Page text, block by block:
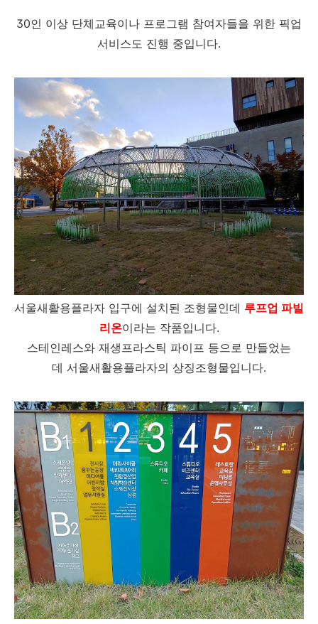
30인 이상 단체교육이나 프로그램 참여자들을 위한 픽업
서비스도 진행 중입니다.
서울새활용플라자 입구에 설치된 조형물인데 루프업 파빌
리온이라는 작품입니다.
스테인레스와 재생프라스틱 파이프 등으로 만들었는
데 서울새활용플라자의 상징조형물입니다.